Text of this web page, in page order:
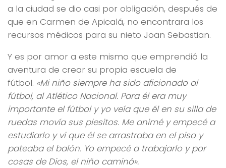
a la ciudad se dio casi por obligación, después de
que en Carmen de Apicalá, no encontrara los
recursos médicos para su nieto Joan Sebastian.
Y es por amor a este mismo que emprendió la
aventura de crear su propia escuela de
fútbol. «Mi niño siempre ha sido aficionado al
fútbol, al Atlético Nacional. Para él era muy
importante el fútbol y yo veía que él en su silla de
ruedas movía sus piesitos. Me animé y empecé a
estudiarlo y vi que él se arrastraba en el piso y
pateaba el balón. Yo empecé a trabajarlo y por
cosas de Dios, el niño caminó».